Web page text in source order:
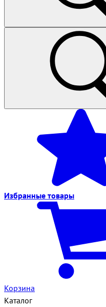
Избранные товары
Корзина
Каталог